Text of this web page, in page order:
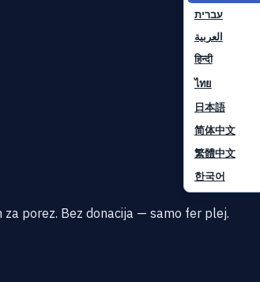
עברית
العربية
हिन्दी
ไทย
日本語
简体中文
繁體中文
한국어
porez. Bez donacija — samo fer plej.